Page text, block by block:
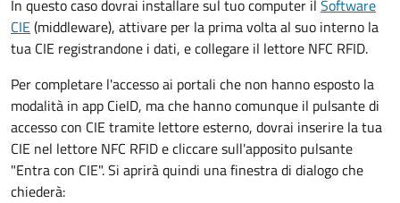
In questo caso dovrai installare sul tuo computer il Software
CIE (middleware), attivare per la prima volta al suo interno la
tua CIE registrandone i dati, e collegare il lettore NFC RFID.
Per completare l'accesso ai portali che non hanno esposto la
modalità in app CieID, ma che hanno comunque il pulsante di
accesso con CIE tramite lettore esterno, dovrai inserire la tua
CIE nel lettore NFC RFID e cliccare sull'apposito pulsante
"Entra con CIE". Si aprirà quindi una finestra di dialogo che
chiederà: